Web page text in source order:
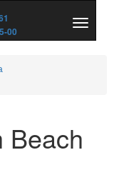
00
скрыть
Beach